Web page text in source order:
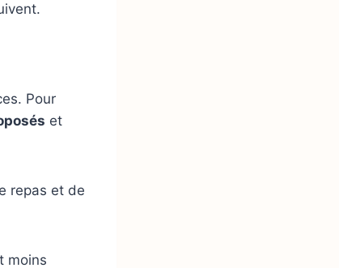
Pour
et
repas et de
moins